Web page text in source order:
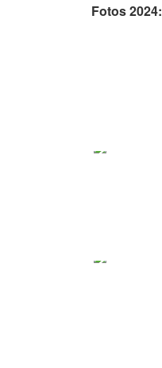
Fotos 2024: